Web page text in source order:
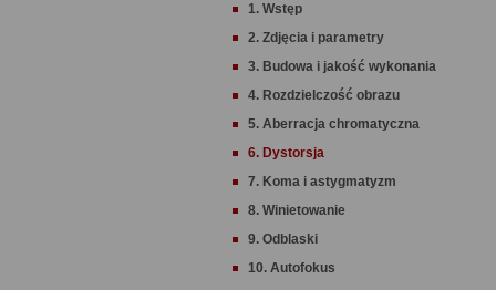
1. Wstęp
2. Zdjęcia i parametry
3. Budowa i jakość wykonania
4. Rozdzielczość obrazu
5. Aberracja chromatyczna
6. Dystorsja
7. Koma i astygmatyzm
8. Winietowanie
9. Odblaski
10. Autofokus